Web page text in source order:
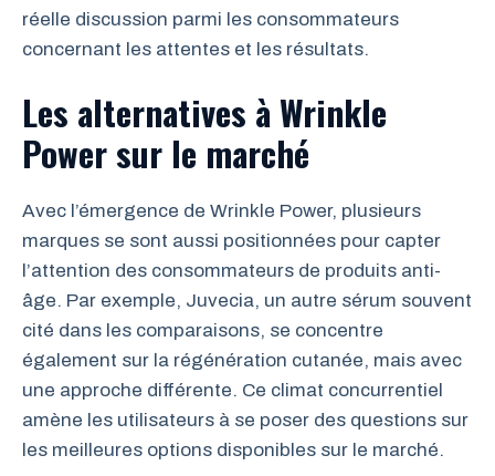
réelle discussion parmi les consommateurs
concernant les attentes et les résultats.
Les alternatives à Wrinkle
Power sur le marché
Avec l’émergence de Wrinkle Power, plusieurs
marques se sont aussi positionnées pour capter
l’attention des consommateurs de produits anti-
âge. Par exemple, Juvecia, un autre sérum souvent
cité dans les comparaisons, se concentre
également sur la régénération cutanée, mais avec
une approche différente. Ce climat concurrentiel
amène les utilisateurs à se poser des questions sur
les meilleures options disponibles sur le marché.